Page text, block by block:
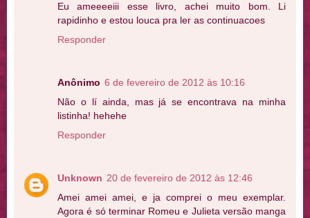
Eu ameeeeiii esse livro, achei muito bom. Li
rapidinho e estou louca pra ler as continuacoes
Responder
Anônimo 6 de fevereiro de 2012 às 10:16
Não o lí ainda, mas já se encontrava na minha
listinha! hehehe
Responder
Unknown 20 de fevereiro de 2012 às 12:46
Amei amei amei, e ja comprei o meu exemplar.
Agora é só terminar Romeu e Julieta versão manga